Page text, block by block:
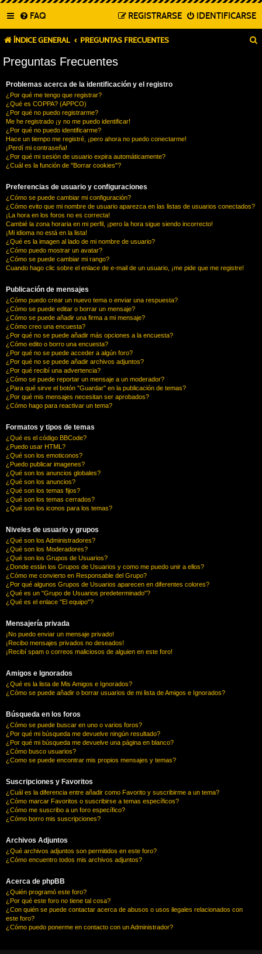
FAQ IDENTIFICARSE
REGISTRARSE
ÍNDICE GENERAL PREGUNTAS FRECUENTES
Preguntas Frecuentes
Problemas acerca de la identificación y el registro
¿Por qué me tengo que registrar?
¿Qué es COPPA? (APPCO)
¿Por qué no puedo registrarme?
Me he registrado ¡y no me puedo identificar!
¿Por qué no puedo identificarme?
Hace un tiempo me registré, ¡pero ahora no puedo conectarme!
¡Perdí mi contraseña!
¿Por qué mi sesión de usuario expira automáticamente?
¿Cuál es la función de "Borrar cookies"?
Preferencias de usuario y configuraciones
¿Cómo se puede cambiar mi configuración?
¿Cómo evito que mi nombre de usuario aparezca en las listas de usuarios conectados?
¡La hora en los foros no es correcta!
Cambié la zona horaria en mi perfil, ¡pero la hora sigue siendo incorrecto!
¡Mi idioma no está en la lista!
¿Qué es la imagen al lado de mi nombre de usuario?
¿Cómo puedo mostrar un avatar?
¿Cómo se puede cambiar mi rango?
Cuando hago clic sobre el enlace de e-mail de un usuario, ¡me pide que me registre!
Publicación de mensajes
¿Cómo puedo crear un nuevo tema o enviar una respuesta?
¿Cómo se puede editar o borrar un mensaje?
¿Cómo se puede añadir una firma a mi mensaje?
¿Cómo creo una encuesta?
¿Por qué no se puede añadir más opciones a la encuesta?
¿Cómo edito o borro una encuesta?
¿Por qué no se puede acceder a algún foro?
¿Por qué no se puede añadir archivos adjuntos?
¿Por qué recibí una advertencia?
¿Cómo se puede reportar un mensaje a un moderador?
¿Para qué sirve el botón "Guardar" en la publicación de temas?
¿Por qué mis mensajes necesitan ser aprobados?
¿Cómo hago para reactivar un tema?
Formatos y tipos de temas
¿Qué es el código BBCode?
¿Puedo usar HTML?
¿Qué son los emoticonos?
¿Puedo publicar imagenes?
¿Qué son los anuncios globales?
¿Qué son los anuncios?
¿Qué son los temas fijos?
¿Qué son los temas cerrados?
¿Qué son los iconos para los temas?
Niveles de usuario y grupos
¿Qué son los Administradores?
¿Qué son los Moderadores?
¿Qué son los Grupos de Usuarios?
¿Donde están los Grupos de Usuarios y como me puedo unir a ellos?
¿Cómo me convierto en Responsable del Grupo?
¿Por qué algunos Grupos de Usuarios aparecen en diferentes colores?
¿Qué es un "Grupo de Usuarios predeterminado"?
¿Qué es el enlace "El equipo"?
Mensajería privada
¡No puedo enviar un mensaje privado!
¡Recibo mensajes privados no deseados!
¡Recibí spam o correos maliciosos de alguien en este foro!
Amigos e Ignorados
¿Qué es la lista de Mis Amigos e Ignorados?
¿Cómo se puede añadir o borrar usuarios de mi lista de Amigos e Ignorados?
Búsqueda en los foros
¿Cómo se puede buscar en uno o varios foros?
¿Por qué mi búsqueda me devuelve ningún resultado?
¿Por qué mi búsqueda me devuelve una página en blanco?
¿Cómo busco usuarios?
¿Como se puede encontrar mis propios mensajes y temas?
Suscripciones y Favoritos
¿Cuál es la diferencia entre añadir como Favorito y suscribirme a un tema?
¿Cómo marcar Favoritos o suscribirse a temas específicos?
¿Cómo me suscribo a un foro específico?
¿Cómo borro mis suscripciones?
Archivos Adjuntos
¿Qué archivos adjuntos son permitidos en este foro?
¿Cómo encuentro todos mis archivos adjuntos?
Acerca de phpBB
¿Quién programó este foro?
¿Por qué este foro no tiene tal cosa?
¿Con quién se puede contactar acerca de abusos o usos ilegales relacionados con
este foro?
¿Cómo puedo ponerme en contacto con un Administrador?